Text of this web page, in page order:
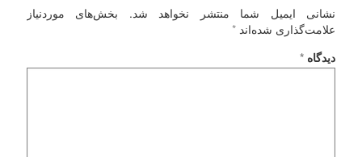
نشانی ایمیل شما منتشر نخواهد شد.
بخش‌های موردنیاز
علامت‌گذاری شده‌اند *
دیدگاه *